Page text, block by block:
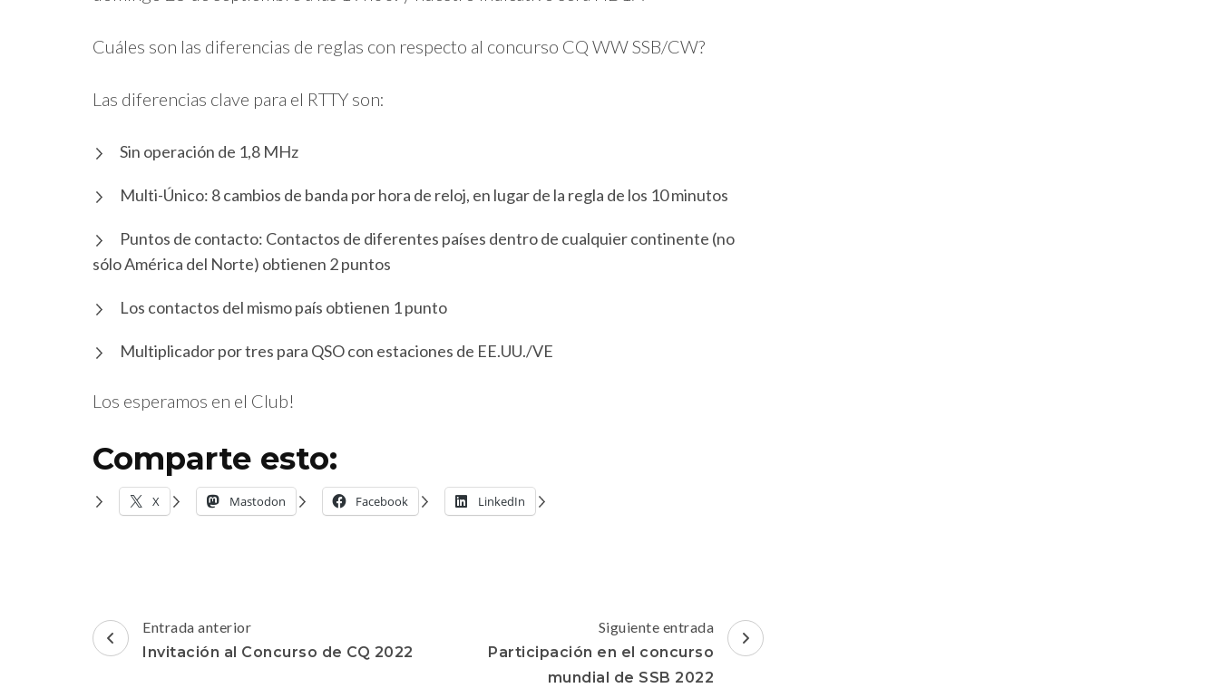
Cuáles son las diferencias de reglas con respecto al concurso CQ WW SSB/CW?
Las diferencias clave para el RTTY son:
Sin operación de 1,8 MHz
Multi-Único: 8 cambios de banda por hora de reloj, en lugar de la regla de los 10 minutos
Puntos de contacto: Contactos de diferentes países dentro de cualquier continente (no
sólo América del Norte) obtienen 2 puntos
Los contactos del mismo país obtienen 1 punto
Multiplicador por tres para QSO con estaciones de EE.UU./VE
Los esperamos en el Club!
Comparte esto:
X Mastodon Facebook LinkedIn
Navegación
de
Entrada anterior
Invitación al Concurso de CQ 2022
Siguiente entrada
Participación en el concurso
mundial de SSB 2022